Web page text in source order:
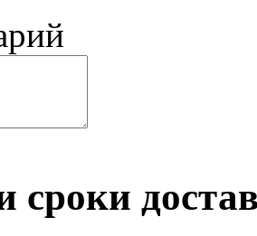
сроки